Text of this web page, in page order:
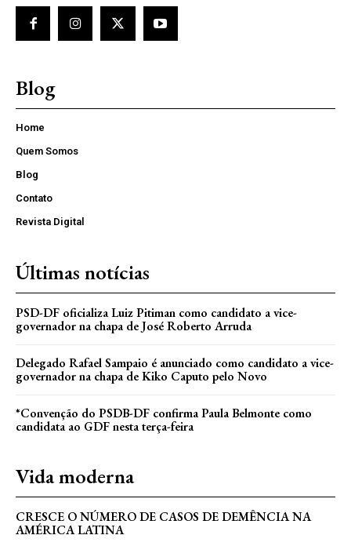
Blog
Home
Quem Somos
Blog
Contato
Revista Digital
Últimas notícias
PSD-DF oficializa Luiz Pitiman como candidato a vice-
governador na chapa de José Roberto Arruda
Delegado Rafael Sampaio é anunciado como candidato a vice-
governador na chapa de Kiko Caputo pelo Novo
*Convenção do PSDB-DF confirma Paula Belmonte como
candidata ao GDF nesta terça-feira
Vida moderna
CRESCE O NÚMERO DE CASOS DE DEMÊNCIA NA
AMÉRICA LATINA